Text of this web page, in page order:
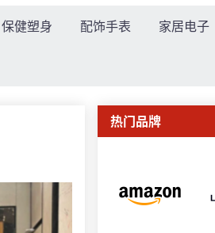
保健塑身 配饰手表 家居电子
热门品牌